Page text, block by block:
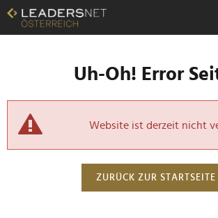
Uh-Oh! Error
Website ist derzeit nicht
ZURÜCK ZUR STARTSEITE